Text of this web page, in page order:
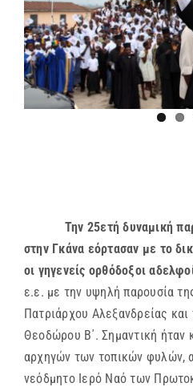
ΣΥΝΔΕΣΕΙΣ
Την 25ετή δυναμική
στην Γκάνα εόρτασαν με το
οι γηγενείς ορθόδοξοι
ε.ε. με την υψηλή παρουσία
Πατριάρχου Αλεξανδρείας
Θεοδώρου Β΄. Σημαντική ήταν
αρχηγών των τοπικών φυλών,
νεόδμητο Ιερό Ναό των